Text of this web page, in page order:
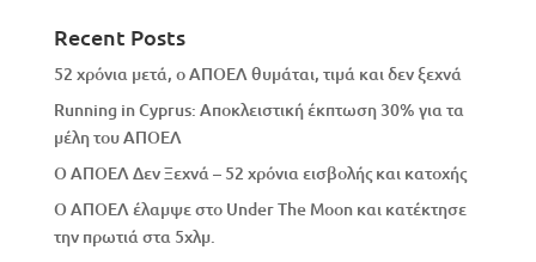
Recent Posts
52 χρόνια μετά, ο ΑΠΟΕΛ θυμάται, τιμά και δεν ξεχνά
Running in Cyprus: Αποκλειστική έκπτωση 30% για τα
μέλη του ΑΠΟΕΛ
Ο ΑΠΟΕΛ Δεν Ξεχνά – 52 χρόνια εισβολής και κατοχής
Ο ΑΠΟΕΛ έλαμψε στο Under The Moon και κατέκτησε
την πρωτιά στα 5χλμ.